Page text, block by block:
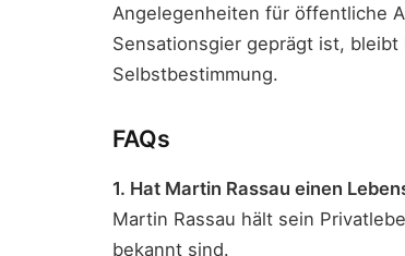
Angelegenheiten für öffentliche
Sensationsgier geprägt ist,
Selbstbestimmung.
FAQs
1. Hat Martin Rassau einen
Martin Rassau hält sein
bekannt sind.